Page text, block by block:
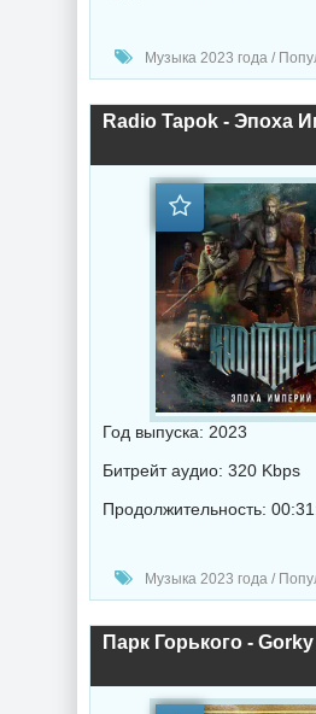
Музыка 2023 года / Популярная музыка / Рок - альтернативная
Год выпуска: 2023
Битрейт аудио: 320 Kbps
Продолжительность:
Музыка 2023 года / Популярная музыка /